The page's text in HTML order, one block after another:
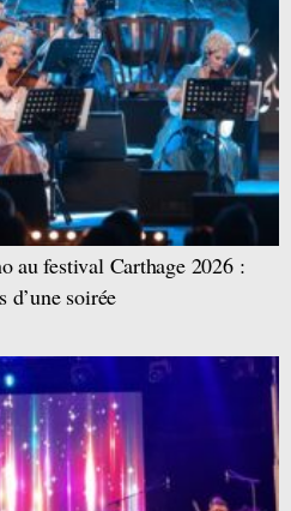
au festival Carthage 2026 :
d’une soirée